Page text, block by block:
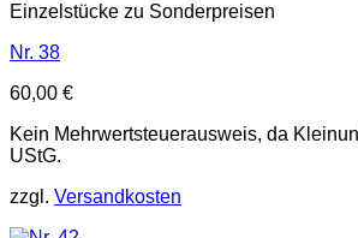
Einzelstücke zu Sonderpreisen
Nr. 38
60,00 €
Kein Mehrwertsteuerausweis, da
UStG.
zzgl. Versandkosten